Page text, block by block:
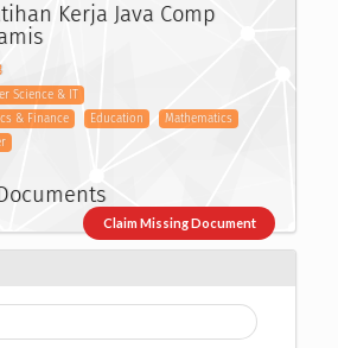
Kerja Java Comp
Science & IT
& Finance
Education
Mathematics
Claim Missing Document